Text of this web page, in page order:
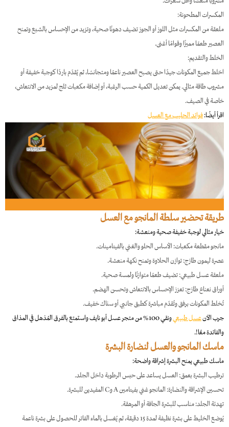
المكسرات المطحونة:
ملعقة من المكسرات مثل اللوز أو الجوز تضيف دهونًا صحية، وتزيد من الإحساس بالشبع وتمنح
العصير طعمًا مميزًا وقوامًا أغنى.
الخلط والتقديم:
اخلط جميع المكونات جيدًا حتى يصبح العصير ناعمًا ومتجانسًا، ثم يُقدّم باردًا كوجبة خفيفة أو
مشروب طاقة مثالي. يمكن تعديل الكمية حسب الرغبة، أو إضافة مكعبات ثلج لمزيد من الانتعاش،
خاصة في الصيف.
اقرأ أيضًا:فوائد الحليب مع العسل
طريقة تحضير سلطة المانجو مع العسل
خيار مثالي لوجبة خفيفة صحية ومنعشة:
مانجو مقطعة مكعبات: الأساس الحلو والغني بالفيتامينات.
عصرة ليمون طازج: توازن الحلاوة وتمنح نكهة منعشة.
ملعقة عسل طبيعي: تضيف طعمًا متوازنًا ولمسة صحية.
أوراق نعناع طازج: تعزز الإحساس بالانتعاش وتحسن الهضم.
تُخلط المكونات برفق وتُقدّم مباشرة كطبق جانبي أو سناك خفيف.
جرب الآنعسل طبيعي
ونقي 100% من متجر عسل أبو نايف واستمتع بالفرق المُذهل في المذاق
والفائدة معًا!.
ماسك المانجو والعسل لنضارة البشرة
ماسك طبيعي يمنح البشرة إشراقة واضحة:
ترطيب البشرة بعمق: العسل يساعد على حبس الرطوبة داخل الجلد.
تحسين الإشراقة والنضارة: المانجو غني بفيتامين A وC المفيدين للبشرة.
تهدئة الجلد: مناسب للبشرة الجافة أو المرهقة.
يُوضع الخليط على بشرة نظيفة لمدة 15 دقيقة، ثم يُغسل بالماء الفاتر للحصول على بشرة ناعمة